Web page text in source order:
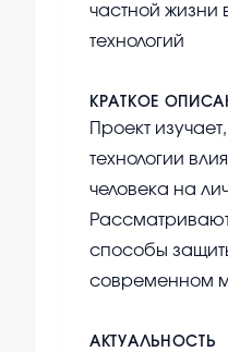
частной жизни
технологий
КРАТКОЕ
Проект
технологии
человека на
способы
современном
АКТУАЛЬНОСТЬ